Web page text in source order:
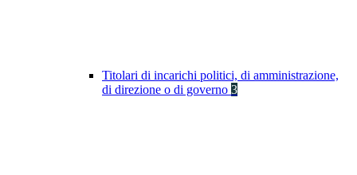
Titolari di incarichi politici, di amministrazione,
di direzione o di governo 3